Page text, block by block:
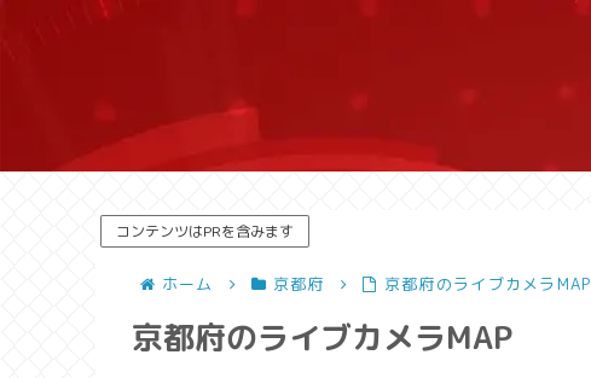
コンテンツはPRを含みます
ホーム 京都府 京都府のライブカメラMAP
京都府のライブカメラMAP